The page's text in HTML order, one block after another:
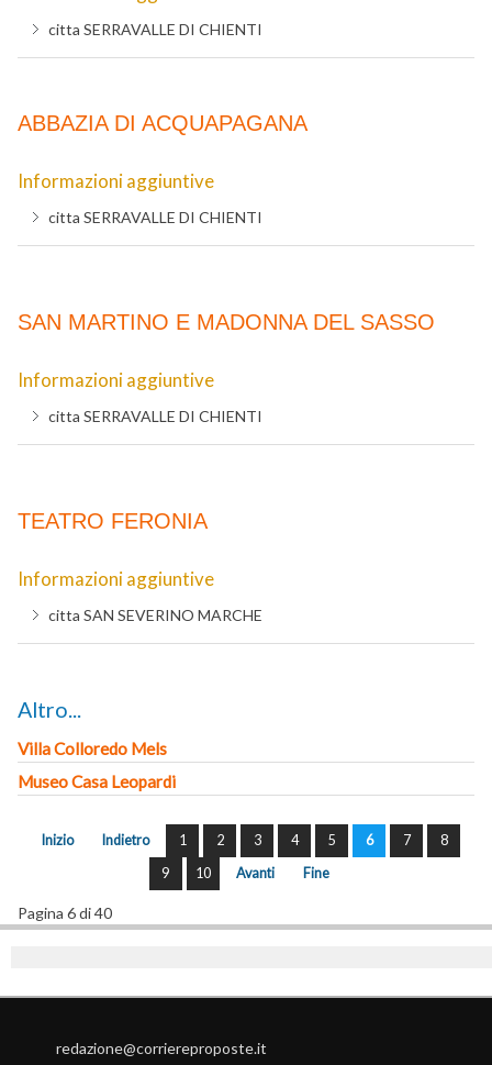
citta SERRAVALLE DI CHIENTI
ABBAZIA DI ACQUAPAGANA
Informazioni aggiuntive
citta SERRAVALLE DI CHIENTI
SAN MARTINO E MADONNA DEL SASSO
Informazioni aggiuntive
citta SERRAVALLE DI CHIENTI
TEATRO FERONIA
Informazioni aggiuntive
citta SAN SEVERINO MARCHE
Altro...
Villa Colloredo Mels
Museo Casa Leopardi
Inizio Indietro 1 2 3 4 5 6 7
8
9
10 Avanti Fine
Pagina 6 di 40
redazione@corriereproposte.it